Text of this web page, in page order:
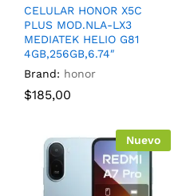
CELULAR HONOR X5C
PLUS MOD.NLA-LX3
MEDIATEK HELIO G81
4GB,256GB,6.74″
Brand: honor
$185,00
Nuevo